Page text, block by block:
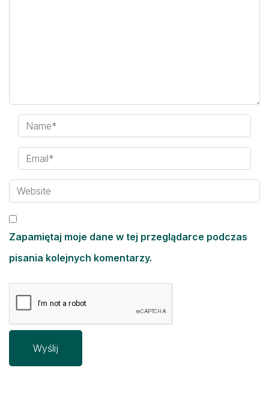
Zapamiętaj moje dane w tej przeglądarce podczas
pisania kolejnych komentarzy.